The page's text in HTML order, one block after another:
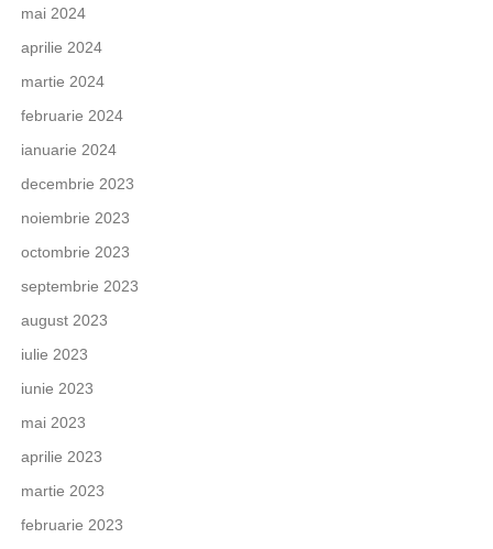
mai 2024
aprilie 2024
martie 2024
februarie 2024
ianuarie 2024
decembrie 2023
noiembrie 2023
octombrie 2023
septembrie 2023
august 2023
iulie 2023
iunie 2023
mai 2023
aprilie 2023
martie 2023
februarie 2023